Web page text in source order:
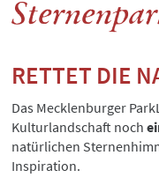
RETTET DIE
Das Mecklenburger
Kulturlandschaft noch
natürlichen
Inspiration.